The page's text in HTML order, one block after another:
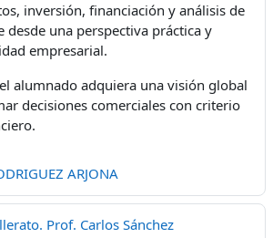
inversión, financiación y análisis de
desde una perspectiva práctica y
empresarial.
alumnado adquiera una visión global
decisiones comerciales con criterio
ARJONA
Prof. Carlos Sánchez